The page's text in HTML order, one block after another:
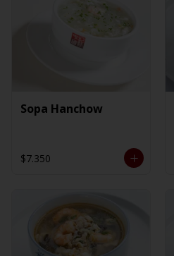
Sopa Hanchow
$7.350